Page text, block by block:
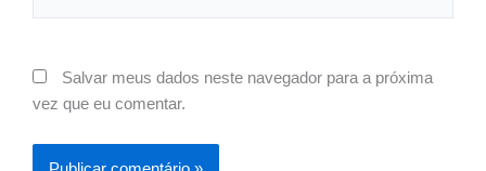
Salvar meus dados neste navegador para a próxima
vez que eu comentar.